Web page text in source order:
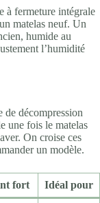
à fermeture intégrale
matelas neuf. Un
humide au
l’humidité
de décompression
une fois le matelas
On croise ces
un modèle.
fort Idéal pour